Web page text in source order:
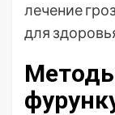
лечение
для